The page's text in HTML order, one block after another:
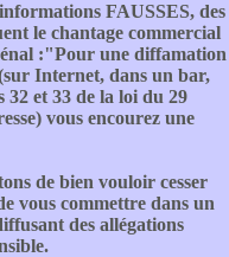
FAUSSES, des
le chantage commercial
:"Pour une diffamation
Internet, dans un bar,
et 33 de la loi du 29
vous encourez une
de bien vouloir cesser
vous commettre dans un
des allégations